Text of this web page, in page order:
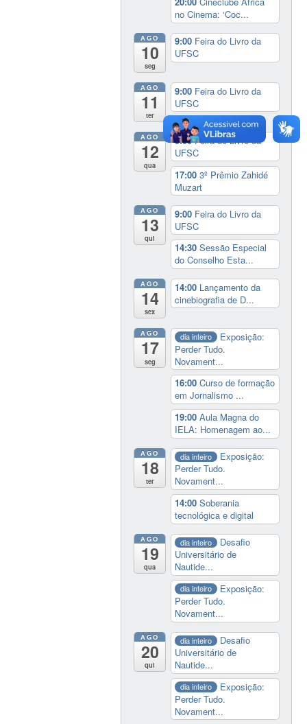
no Cinema: ‘Coc...
AGO
10
seg
9:00 Feira do Livro da
UFSC
AGO
11
ter
9:00 Feira do Livro da
UFSC
AGO
12
qua
9:00Feira do Livro da
UFSC
17:003º Prêmio Zahidé
Muzart
AGO
13
qui
9:00 Feira do Livro da
UFSC
14:30Sessão Especial
do Conselho Esta...
AGO
14
sex
14:00 Lançamento da
cinebiografia de D...
AGO
17
seg
dia inteiro
Exposição:
Perder Tudo.
Novament...
16:00Curso de formação
em Jornalismo ...
19:00Aula Magna do
IELA: Homenagem ao...
AGO
18
ter
dia inteiro
Exposição:
Perder Tudo.
Novament...
14:00Soberania
tecnológica e digital
AGO
19
qua
dia inteiro
Desafio
Universitário de
Nautide...
dia inteiro
Exposição:
Perder Tudo.
Novament...
AGO
20
qui
dia inteiro
Desafio
Universitário de
Nautide...
dia inteiro
Exposição:
Perder Tudo.
Novament...